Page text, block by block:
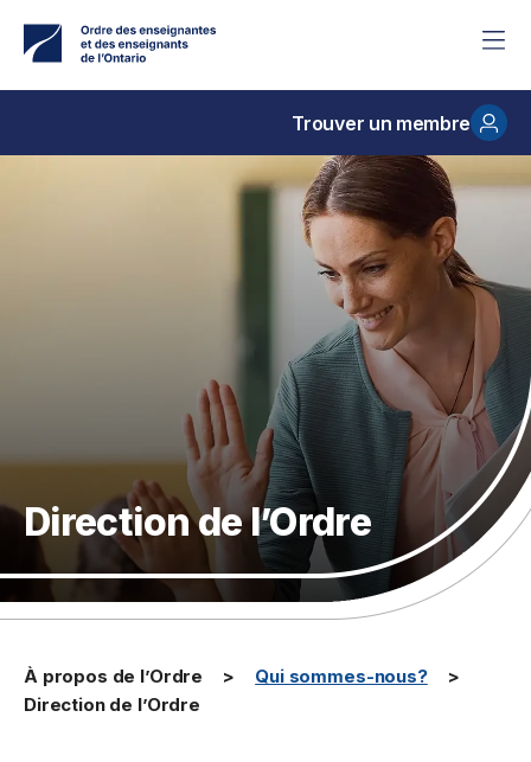
contenu
Trouver un membre
Direction de l’Ordre
À propos de l’Ordre
Qui sommes-nous?
Direction de l’Ordre